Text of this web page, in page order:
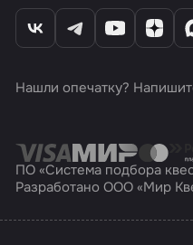
Нашли опечатку?
ПО «Система подбора
Разработано ООО «Мир